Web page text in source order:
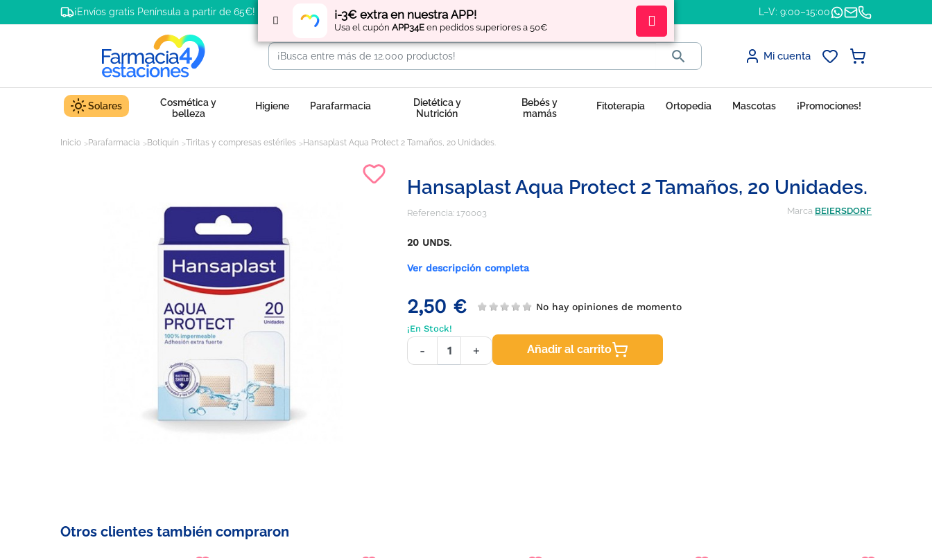
¡-3€ extra en nuestra APP!
Usa el cupón APP34E en pedidos superiores a 50€
¡Envíos gratis Península a partir de 65€! Regístratey obtén L–V: 9:00–15:00
 Mi cuenta
Solares
Cosmética y
belleza
Higiene Parafarmacia
Dietética y
Nutrición
Bebés y
mamás
Fitoterapia Ortopedia Mascotas ¡Promociones!
Inicio Parafarmacia Botiquín Tiritas y compresas estériles Hansaplast Aqua Protect 2 Tamaños, 20 Unidades.
Hansaplast Aqua Protect 2 Tamaños, 20 Unidades.
Referencia: 170003 Marca BEIERSDORF
20 UNDS.
Ver descripción completa
2,50 € No hay opiniones de momento
¡En Stock!
- + Añadir al carrito
Otros clientes también compraron